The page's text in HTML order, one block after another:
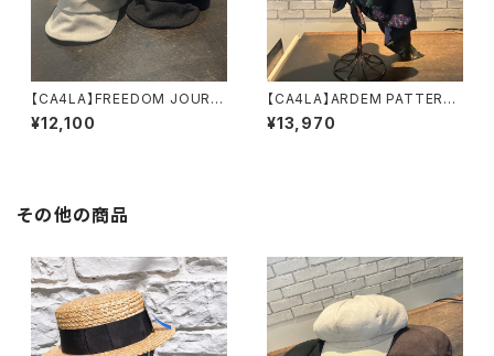
【CA4LA】FREEDOM JOURN
EY REPL 2 キャスケッ
ト DOU02098
¥12,100
【CA4LA】ARDEM PATTERN
キャップ SHK0134
2
¥13,970
その他の商品